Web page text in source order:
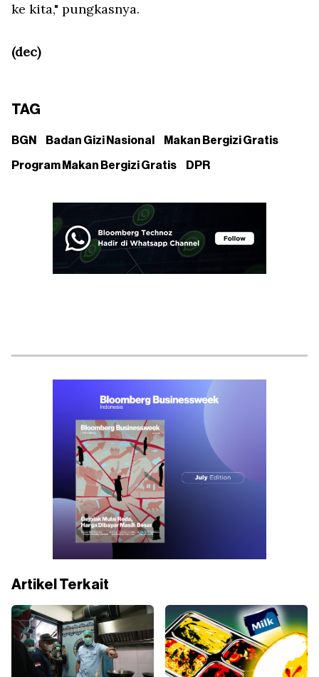
ke kita," pungkasnya.
(dec)
TAG
BGN Badan Gizi Nasional Makan Bergizi Gratis
Program Makan Bergizi Gratis DPR
Artikel Terkait